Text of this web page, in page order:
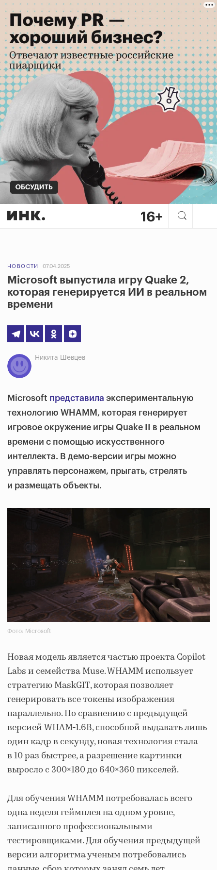
НОВОСТИ 07.04.2025
Microsoft выпустила игру Quake 2,
которая генерируется ИИ в реальном
времени
Никита Шевцев
Microsoft представила экспериментальную
технологию WHAMM, которая генерирует
игровое окружение игры Quake II в реальном
времени с помощью искусственного
интеллекта. В демо-версии игры можно
управлять персонажем, прыгать, стрелять
и размещать объекты.
Фото: Microsoft
Новая модель является частью проекта Copilot
Labs и семейства Muse. WHAMM использует
стратегию MaskGIT, которая позволяет
генерировать все токены изображения
параллельно. По сравнению с предыдущей
версией WHAM-1.6B, способной выдавать лишь
один кадр в секунду, новая технология стала
в 10 раз быстрее, а разрешение картинки
выросло с 300×180 до 640×360 пикселей.
Для обучения WHAMM потребовалась всего
одна неделя геймплея на одном уровне,
записанного профессиональными
тестировщиками. Для обучения предыдущей
версии алгоритма ученым потребовались